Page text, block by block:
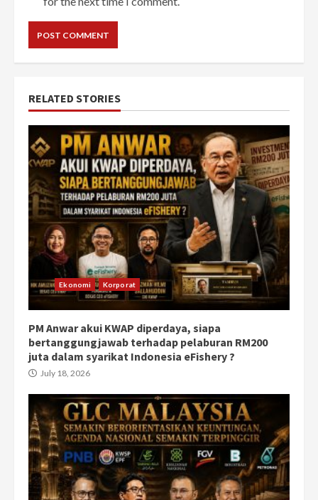
RELATED STORIES
Ekonomi Korporat
PM Anwar akui KWAP diperdaya, siapa
bertanggungjawab terhadap pelaburan RM200
juta dalam syarikat Indonesia eFishery ?
July 18, 2026